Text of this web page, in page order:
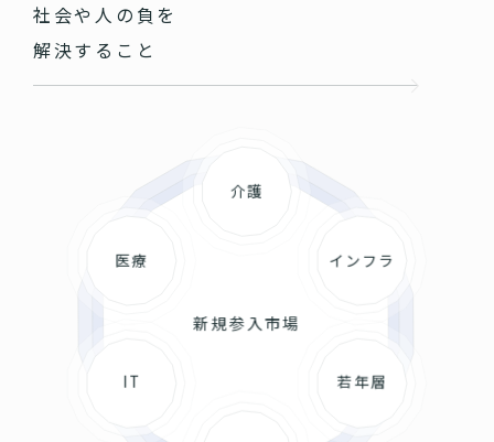
社会や人の負を
解決すること
新規参入市場
介護
インフラ
若年層
IT
医療